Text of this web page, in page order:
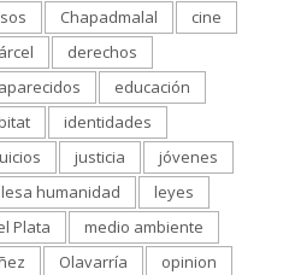
Chapadmalal
cine
derechos
educación
identidades
justicia
jóvenes
lesa humanidad
leyes
Plata
medio ambiente
Olavarría
opinion